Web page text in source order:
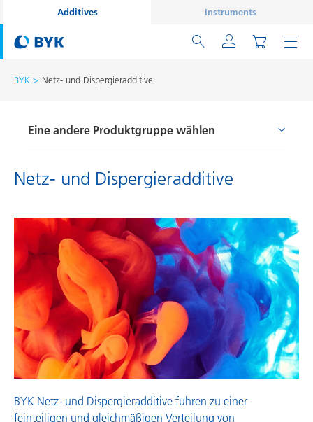
Additives Instruments
BYK Netz- und Dispergieradditive
Netz- und Dispergieradditive
Eine andere Produktgruppe wählen
Haftvermittler und Coupling Agents
Oberflächenadditive
Prozessadditive
Rheologieadditive
Wachsadditive
BYK Netz- und Dispergieradditive führen zu einer
feinteiligen und gleichmäßigen Verteilung von